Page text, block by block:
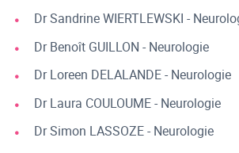
Dr Sandrine WIERTLEWSKI -
Dr Benoît GUILLON - Neurologie
Dr Loreen DELALANDE - Neurologie
Dr Laura COULOUME - Neurologie
Dr Simon LASSOZE - Neurologie